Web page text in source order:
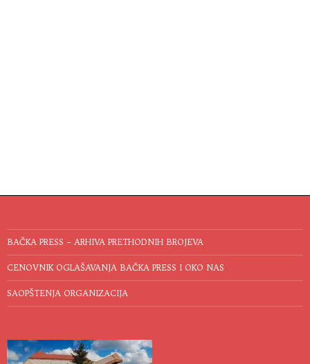
BAČKA PRESS – ARHIVA PRETHODNIH BROJEVA
CENOVNIK OGLAŠAVANJA BAČKA PRESS I OKO NAS
SAOPŠTENJA ORGANIZACIJA